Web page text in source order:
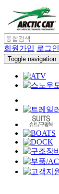
회원가입 로그인
Toggle navigation